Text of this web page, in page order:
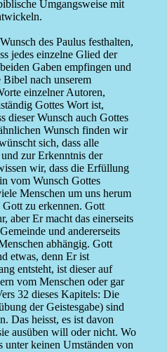
Umgangsweise mit
des Paulus festhalten,
jedes einzelne Glied der
Gaben empfingen und
nach unserem
einzelner Autoren,
Gottes Wort ist,
dieser Wunsch auch Gottes
Wunsch finden wir
sich, dass alle
zur Erkenntnis der
wir, dass die Erfüllung
vom Wunsch Gottes
Menschen um uns herum
zu erkennen. Gott
aber Er macht das einerseits
und andererseits
abhängig. Gott
etwas, denn Er ist
entsteht, ist dieser auf
vom Menschen oder gar
32 dieses Kapitels: Die
der Geistesgabe) sind
Das heisst, es ist davon
ausüben will oder nicht. Wo
unter keinen Umständen von